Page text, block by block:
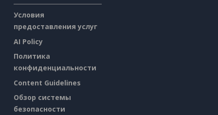
Условия
предоставления услуг
AI Policy
Политика
конфиденциальности
Content Guidelines
Обзор системы
безопасности